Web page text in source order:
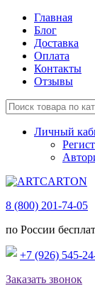
Главная
Блог
Доставка
Оплата
Контакты
Отзывы
Личный
8 (800) 201-74-05
по России
+7 (926) 545-
Заказать звонок